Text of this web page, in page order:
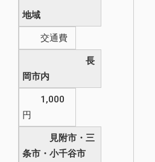
地域
交通費
長
岡市内
1,000
円
見附市・三
条市・小千谷市